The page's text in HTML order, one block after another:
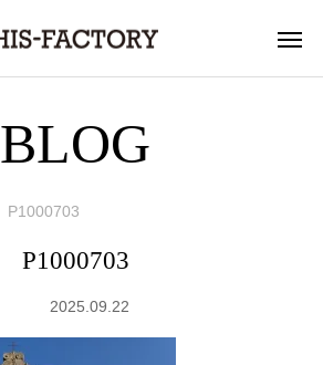
BLOG
P1000703
P1000703
2025.09.22